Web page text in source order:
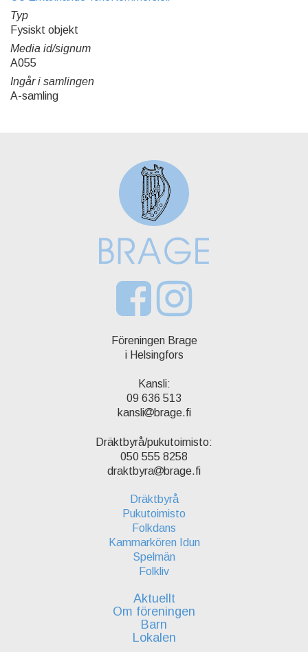
Typ
Fysiskt objekt
Media id/signum
A055
Ingår i samlingen
A-samling
Föreningen Brage
i Helsingfors
Kansli:
09 636 513
kansli
brage.fi
Dräktbyrå/pukutoimisto:
050 555 8258
draktbyra
brage.fi
Dräktbyrå
Pukutoimisto
Folkdans
Kammarkören Idun
Spelmän
Folkliv
Aktuellt
Om föreningen
Barn
Lokalen